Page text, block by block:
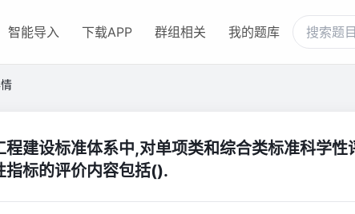
智能导入 下载APP 群组相关 我的题库
程建设标准体系中,对单项类和综合类标准科学性
指标的评价内容包括().